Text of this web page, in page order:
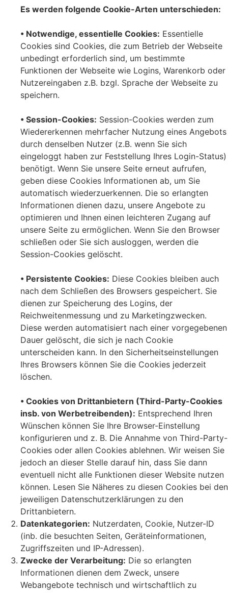
Es werden folgende Cookie-Arten unterschieden:
• Notwendige, essentielle Cookies: Essentielle
Cookies sind Cookies, die zum Betrieb der Webseite
unbedingt erforderlich sind, um bestimmte
Funktionen der Webseite wie Logins, Warenkorb oder
Nutzereingaben z.B. bzgl. Sprache der Webseite zu
speichern.
• Session-Cookies: Session-Cookies werden zum
Wiedererkennen mehrfacher Nutzung eines Angebots
durch denselben Nutzer (z.B. wenn Sie sich
eingeloggt haben zur Feststellung Ihres Login-Status)
benötigt. Wenn Sie unsere Seite erneut aufrufen,
geben diese Cookies Informationen ab, um Sie
automatisch wiederzuerkennen. Die so erlangten
Informationen dienen dazu, unsere Angebote zu
optimieren und Ihnen einen leichteren Zugang auf
unsere Seite zu ermöglichen. Wenn Sie den Browser
schließen oder Sie sich ausloggen, werden die
Session-Cookies gelöscht.
• Persistente Cookies: Diese Cookies bleiben auch
nach dem Schließen des Browsers gespeichert. Sie
dienen zur Speicherung des Logins, der
Reichweitenmessung und zu Marketingzwecken.
Diese werden automatisiert nach einer vorgegebenen
Dauer gelöscht, die sich je nach Cookie
unterscheiden kann. In den Sicherheitseinstellungen
Ihres Browsers können Sie die Cookies jederzeit
löschen.
• Cookies von Drittanbietern (Third-Party-Cookies
insb. von Werbetreibenden): Entsprechend Ihren
Wünschen können Sie Ihre Browser-Einstellung
konfigurieren und z. B. Die Annahme von Third-Party-
Cookies oder allen Cookies ablehnen. Wir weisen Sie
jedoch an dieser Stelle darauf hin, dass Sie dann
eventuell nicht alle Funktionen dieser Website nutzen
können. Lesen Sie Näheres zu diesen Cookies bei den
jeweiligen Datenschutzerklärungen zu den
Drittanbietern.
Datenkategorien: Nutzerdaten, Cookie, Nutzer-ID
(inb. die besuchten Seiten, Geräteinformationen,
Zugriffszeiten und IP-Adressen).
Zwecke der Verarbeitung: Die so erlangten
Informationen dienen dem Zweck, unsere
Webangebote technisch und wirtschaftlich zu